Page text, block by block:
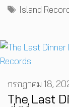
Tags
Island
The Last
กรกฎาคม 18,